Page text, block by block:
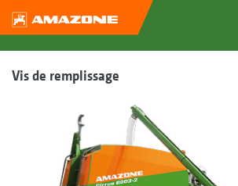
Vis de remplissage